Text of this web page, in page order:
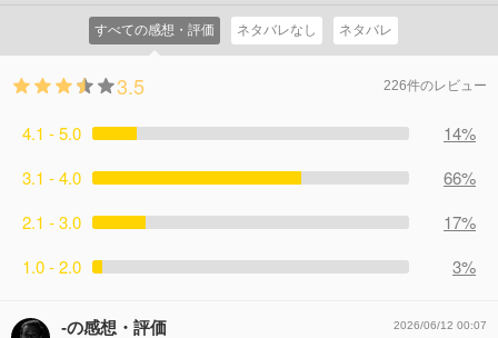
すべての感想・評価 ネタバレなし ネタバレ
3.5 226件のレビュー
4.1 - 5.0
14%
3.1 - 4.0
66%
2.1 - 3.0
17%
1.0 - 2.0
3%
-の感想・評価 2026/06/12 00:07